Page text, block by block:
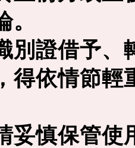
別證借予、
得依情節輕
妥慎保管使